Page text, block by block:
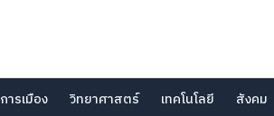
การเมือง วิทยาศาสตร์ เทคโนโลยี สังคม